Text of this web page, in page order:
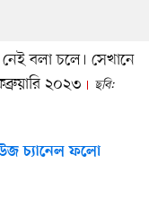
বলা চলে। সেখানে
২০২৩
ছবি:
চ্যানেল ফলো